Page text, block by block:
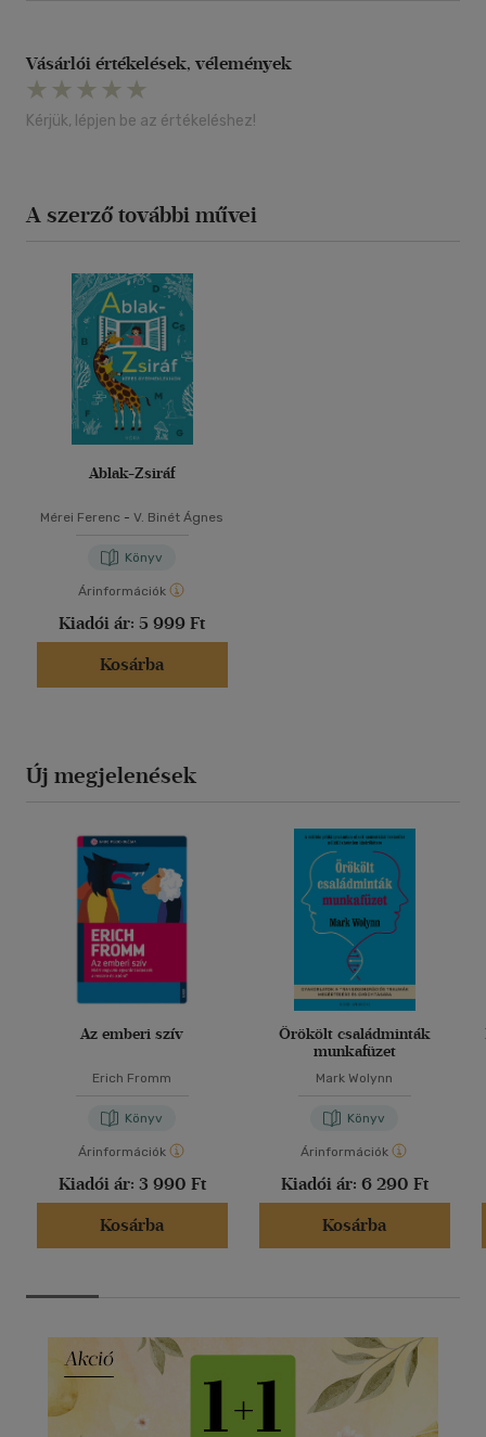
Vásárlói értékelések, vélemények
Kérjük, lépjen be az értékeléshez!
A szerző további művei
Ablak-Zsiráf
Mérei Ferenc - V. Binét Ágnes
Könyv
Árinformációk
Kiadói ár: 5 999 Ft
Kosárba
Új megjelenések
Az emberi szív
Erich Fromm
Könyv
Árinformációk
Kiadói ár: 3 990 Ft
Kosárba
Örökölt családminták
munkafüzet
Mark Wolynn
Könyv
Árinformációk
Kiadói ár: 6 290 Ft
Kosárba